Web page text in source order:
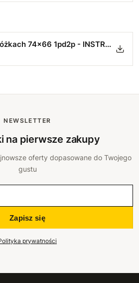
Regał mały na nóżkach 74x66 1pd2p - INSTRUKCJA MONTAŻU.pdf
NEWSLETTER
na pierwsze zakupy
oferty dopasowane do Twojego
gustu
Zapisz się
prywatności